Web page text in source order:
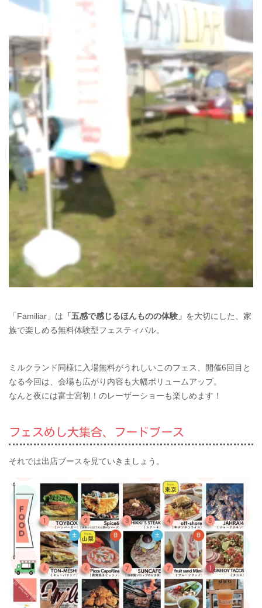
「Familiar」は 「五感で感じるほんものの体験」 を大切にした、家
族で楽しめる無料体験型フェスティバル。
ミルクランド同様に入場無料がうれしいこのフェス、開催6回目と
なる今回は、会場も広がり内容も大幅ボリュームアップ。
なんと夜には富士宮初！のレーザーショーも楽しめます！
フェスめし大集合、フードブース
それでは出店ブースを見ていきましょう。